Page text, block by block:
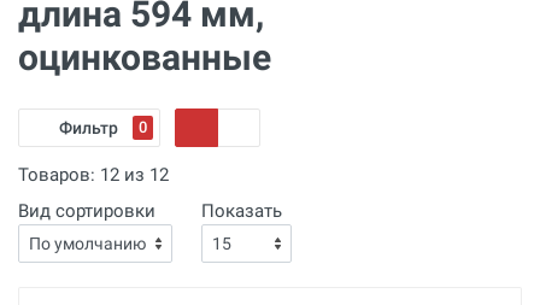
длина 594 мм,
оцинкованные
Фильтр 0
Товаров: 12 из 12
Вид сортировки
Показать